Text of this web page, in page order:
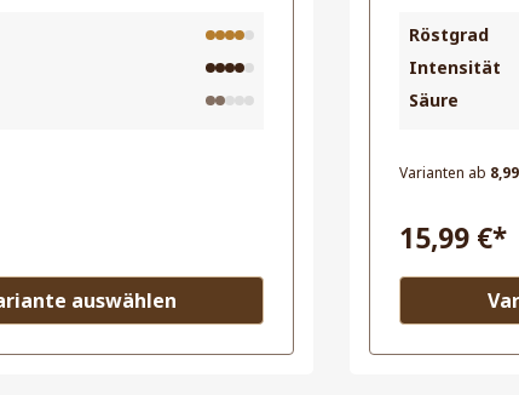
auswählen
Röstgrad
Intensität
Säure
Kilogramm)
Varianten ab
15,99 €*